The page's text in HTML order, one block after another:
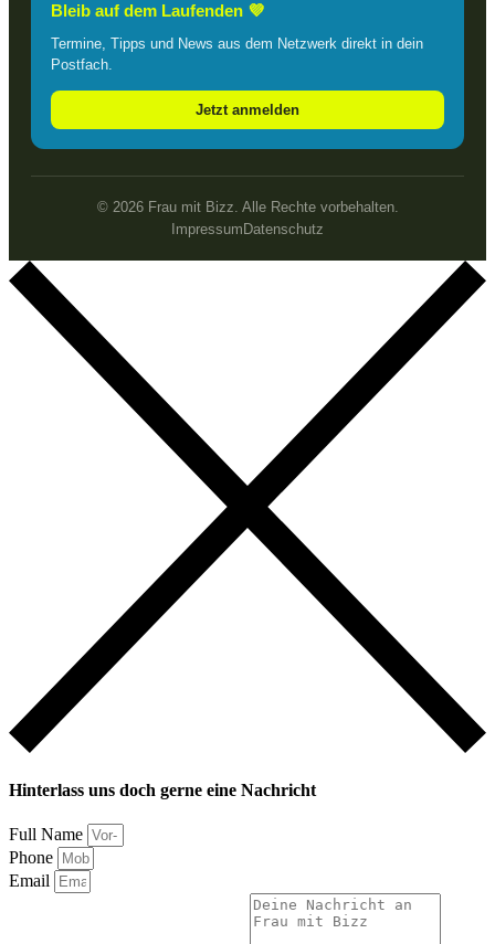
Bleib auf dem Laufenden 💜
Termine, Tipps und News aus dem Netzwerk direkt in dein
Postfach.
Jetzt anmelden
© 2026 Frau mit Bizz. Alle Rechte vorbehalten.
Impressum Datenschutz
Hinterlass uns doch gerne eine Nachricht
Full Name
Phone
Email